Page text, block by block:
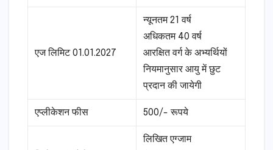
एज लिमिट 01.01.2027
न्यूनतम 21 वर्ष
अधिकतम 40 वर्ष
आरक्षित वर्ग के अभ्यर्थियों
नियमानुसार आयु में छुट
प्रदान की जायेगी
एप्लीकेशन फीस 500/- रूपये
लिखित एग्जाम